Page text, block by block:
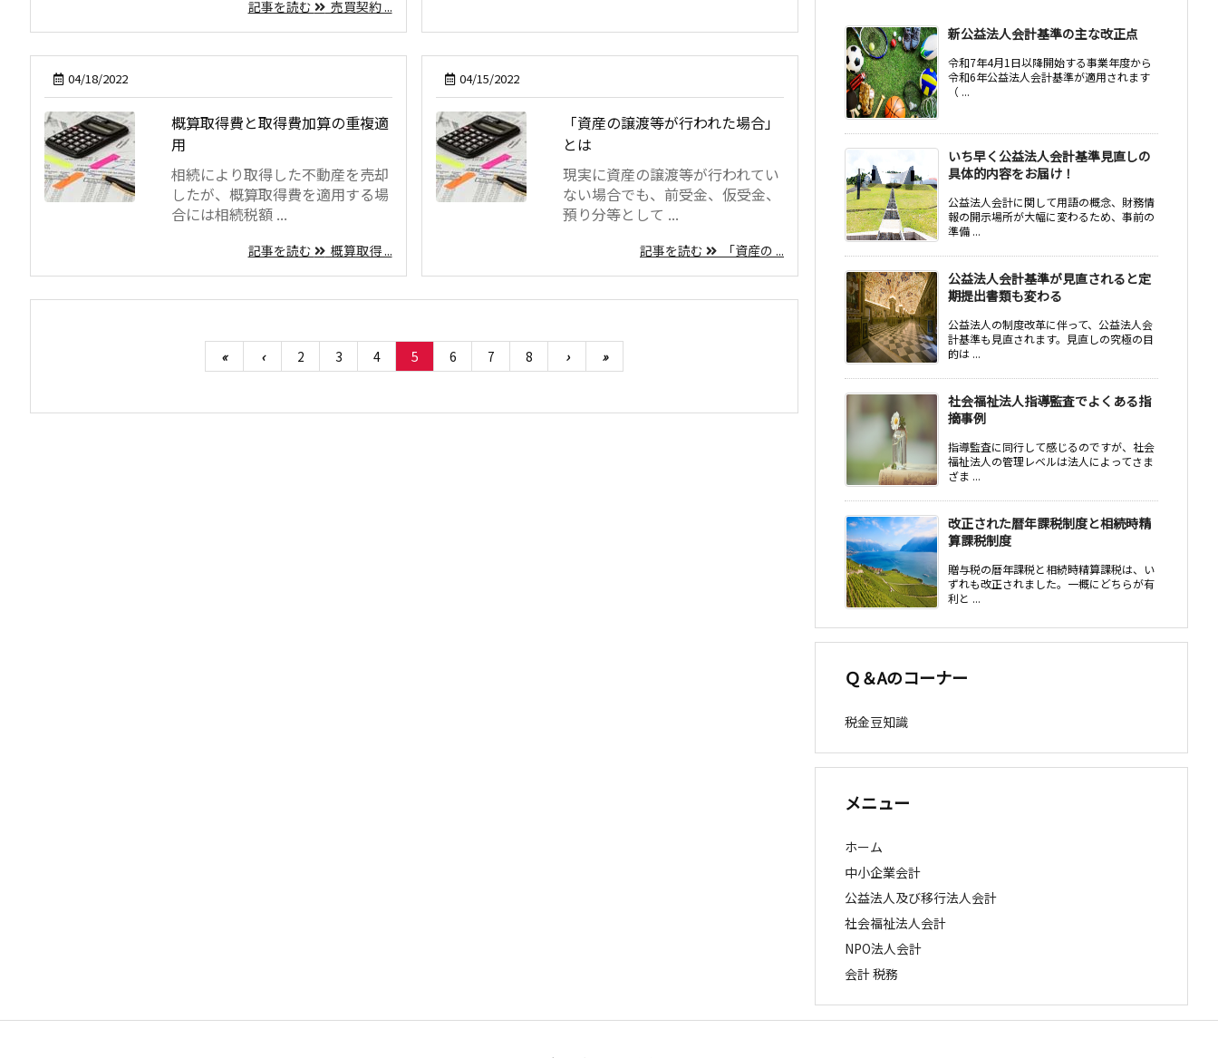
記事を読む 売買契約 ...
04/18/2022
概算取得費と取得費加算の重複適
用
相続により取得した不動産を売却
したが、概算取得費を適用する場
合には相続税額 ...
記事を読む 概算取得 ...
04/15/2022
「資産の譲渡等が行われた場合」
とは
現実に資産の譲渡等が行われてい
ない場合でも、前受金、仮受金、
預り分等として ...
記事を読む 「資産の ...
« ‹ 2 3 4 5 6 7 8 › »
新公益法人会計基準の主な改正点
令和7年4月1日以降開始する事業年度から
令和6年公益法人会計基準が適用されます
（ ...
いち早く公益法人会計基準見直しの
具体的内容をお届け！
公益法人会計に関して用語の概念、財務情
報の開示場所が大幅に変わるため、事前の
準備 ...
公益法人会計基準が見直されると定
期提出書類も変わる
公益法人の制度改革に伴って、公益法人会
計基準も見直されます。見直しの究極の目
的は ...
社会福祉法人指導監査でよくある指
摘事例
指導監査に同行して感じるのですが、社会
福祉法人の管理レベルは法人によってさま
ざま ...
改正された暦年課税制度と相続時精
算課税制度
贈与税の暦年課税と相続時精算課税は、い
ずれも改正されました。一概にどちらが有
利と ...
Ｑ＆Aのコーナー
税金豆知識
メニュー
ホーム
中小企業会計
公益法人及び移行法人会計
社会福祉法人会計
NPO法人会計
会計 税務